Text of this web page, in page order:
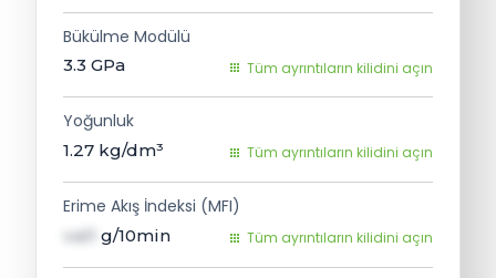
Bükülme Modülü
3.3 GPa Tüm ayrıntıların kilidini açın
Yoğunluk
1.27 kg/dm³ Tüm ayrıntıların kilidini açın
Erime Akış İndeksi (MFI)
val1 g/10min Tüm ayrıntıların kilidini açın